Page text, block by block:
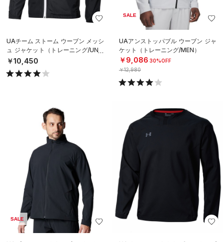
UAチーム ストーム ウーブン メッシ
ュ ジャケット（トレーニング/UNIS
EX）
￥10,450
SALE
UAアンストッパブル ウーブン ジャ
ケット（トレーニング/MEN）
￥9,086 30%OFF
￥12,980
SALE